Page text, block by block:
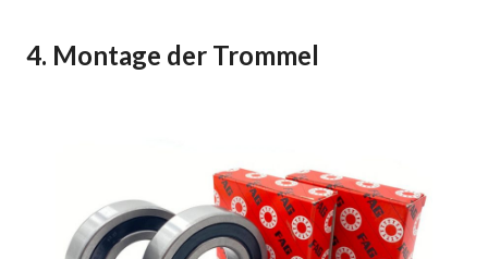
4. Montage der Trommel